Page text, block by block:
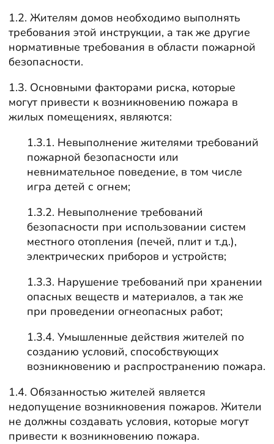
1.2. Жителям домов необходимо выполнять
требования этой инструкции, а так же другие
нормативные требования в области пожарной
безопасности.
1.3. Основными факторами риска, которые
могут привести к возникновению пожара в
жилых помещениях, являются:
1.3.1. Невыполнение жителями требований
пожарной безопасности или
невнимательное поведение, в том числе
игра детей с огнем;
1.3.2. Невыполнение требований
безопасности при использовании систем
местного отопления (печей, плит и т.д.),
электрических приборов и устройств;
1.3.3. Нарушение требований при хранении
опасных веществ и материалов, а так же
при проведении огнеопасных работ;
1.3.4. Умышленные действия жителей по
созданию условий, способствующих
возникновению и распространению пожара.
1.4. Обязанностью жителей является
недопущение возникновения пожаров. Жители
не должны создавать условия, которые могут
привести к возникновению пожара.